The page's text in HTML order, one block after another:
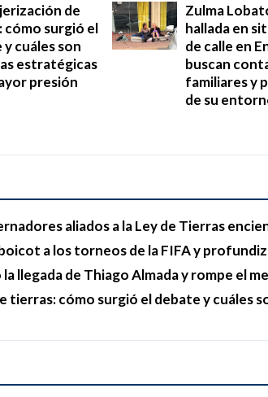
de
cómo surgió el
cuáles son
estratégicas
presión
Zulma
hallada en
de calle en
buscan
familiares y
de su
aliados a la Ley de Tierras
a los torneos de la FIFA y
llegada de Thiago Almada y rompe el
tierras: cómo surgió el debate y cuáles